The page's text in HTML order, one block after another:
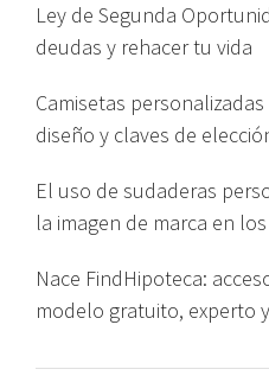
Ley de Segunda
deudas y rehacer tu vida
Camisetas
diseño y claves de
El uso de sudaderas
la imagen de marca en
Nace FindHipoteca:
modelo gratuito, experto